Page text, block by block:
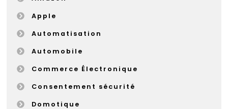
Apple
Automatisation
Automobile
Commerce Électronique
Consentement sécurité
Domotique